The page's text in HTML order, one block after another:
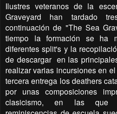
Ilustres veteranos de la
Graveyard han tardado
continuación de "The Sea
tiempo la formación se ha
diferentes split's y la
de descargar en las
realizar varias incursiones en
tercera entrega los deathers
por unas composiciones
clasicismo, en las que